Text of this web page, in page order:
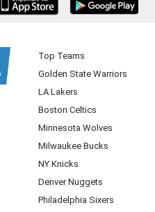
Top Teams
Golden State Warriors
LA Lakers
Boston Celtics
Minnesota Wolves
Milwaukee Bucks
NY Knicks
Denver Nuggets
Philadelphia Sixers